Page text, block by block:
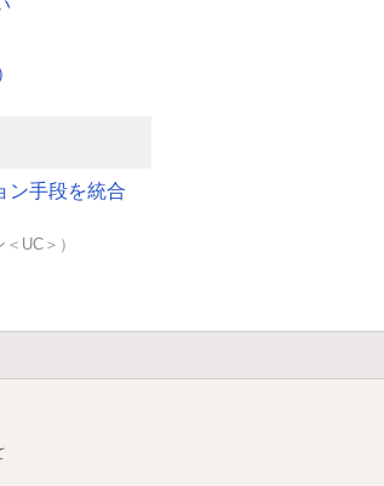
ン手段を統合
UC＞）